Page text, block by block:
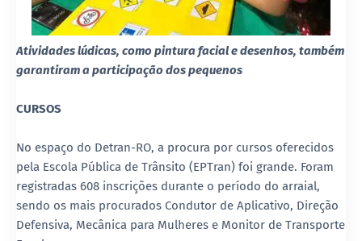
Atividades lúdicas, como pintura facial e desenhos, também
garantiram a participação dos pequenos
CURSOS
No espaço do Detran-RO, a procura por cursos oferecidos
pela Escola Pública de Trânsito (EPTran) foi grande. Foram
registradas 608 inscrições durante o período do arraial,
sendo os mais procurados Condutor de Aplicativo, Direção
Defensiva, Mecânica para Mulheres e Monitor de Transporte